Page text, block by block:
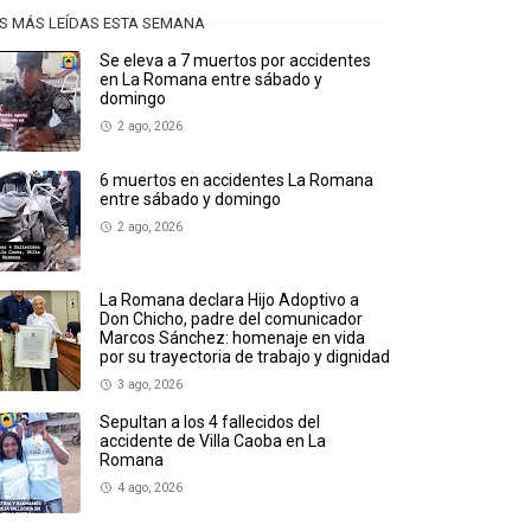
MÁS LEÍDAS ESTA SEMANA
Se eleva a 7 muertos por accidentes
en La Romana entre sábado y
domingo
2 ago, 2026
6 muertos en accidentes La Romana
entre sábado y domingo
2 ago, 2026
La Romana declara Hijo Adoptivo a
Don Chicho, padre del comunicador
Marcos Sánchez: homenaje en vida
por su trayectoria de trabajo y dignidad
3 ago, 2026
Sepultan a los 4 fallecidos del
accidente de Villa Caoba en La
Romana
4 ago, 2026